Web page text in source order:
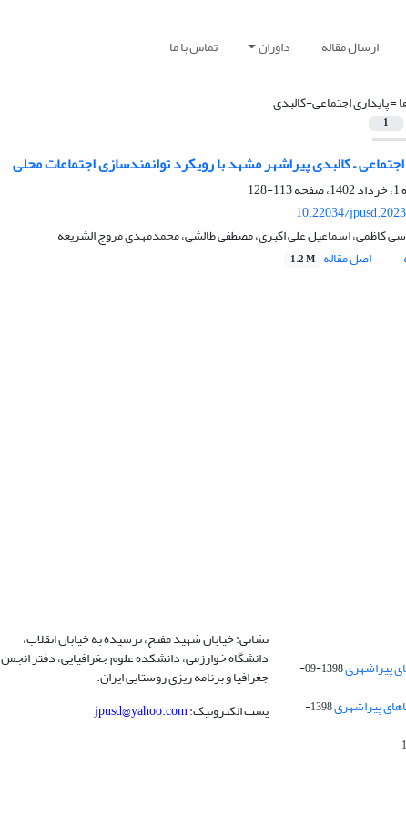
ارسال مقاله داوران تماس با ما
=پایداری اجتماعی-کالبدی
1
– کالبدی پیراشهر مشهد با رویکرد توانمندسازی اجتماعات محلی
113-128
10.22034/
کاظمی، اسماعیل علی اکبری، مصطفی طالشی، محمدمهدی مروج الشریعه
اصل مقاله 1.2 M
1398-09-
پیراشهری
1398-
نشانی: خیابان شهید مفتح، نرسیده به خیابان انقلاب،
دانشگاه خوارزمی، دانشکده علوم جغرافیایی، دفتر انجمن
جغرافیا و برنامه ریزی روستایی ایران.
پست الکترونیک:jpusd@yahoo.com